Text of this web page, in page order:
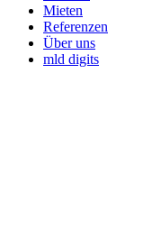
Mieten
Referenzen
Über uns
mld digits